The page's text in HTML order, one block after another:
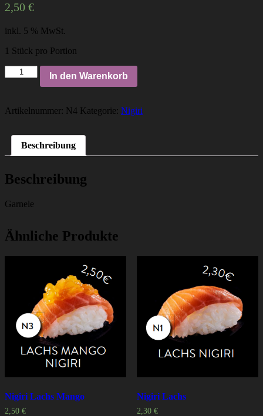
2,50 €
inkl. 5 % MwSt.
1 Stück pro Portion
Nigiri
Ebi
In den Warenkorb
Artikelnummer: N4 Kategorie: Nigiri
Beschreibung
Beschreibung
Garnele
Ähnliche Produkte
Nigiri Lachs Mango
2,50 €
Nigiri Lachs
2,30 €